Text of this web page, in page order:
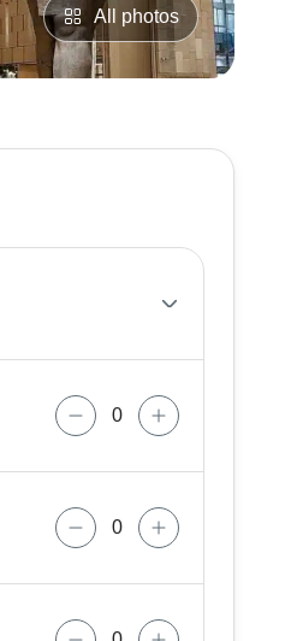
All photos